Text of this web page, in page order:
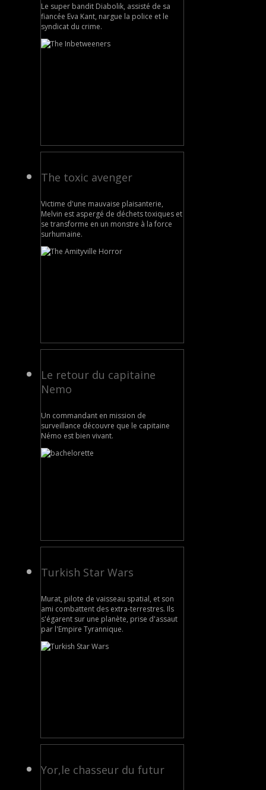
Le super bandit Diabolik, assisté de sa
fiancée Eva Kant, nargue la police et le
syndicat du crime.
The toxic avenger
Victime d'une mauvaise plaisanterie,
Melvin est aspergé de déchets toxiques et
se transforme en un monstre à la force
surhumaine.
Le retour du capitaine
Nemo
Un commandant en mission de
surveillance découvre que le capitaine
Némo est bien vivant.
Turkish Star Wars
Murat, pilote de vaisseau spatial, et son
ami combattent des extra-terrestres. Ils
s'égarent sur une planète, prise d'assaut
par l'Empire Tyrannique.
Yor,le chasseur du futur